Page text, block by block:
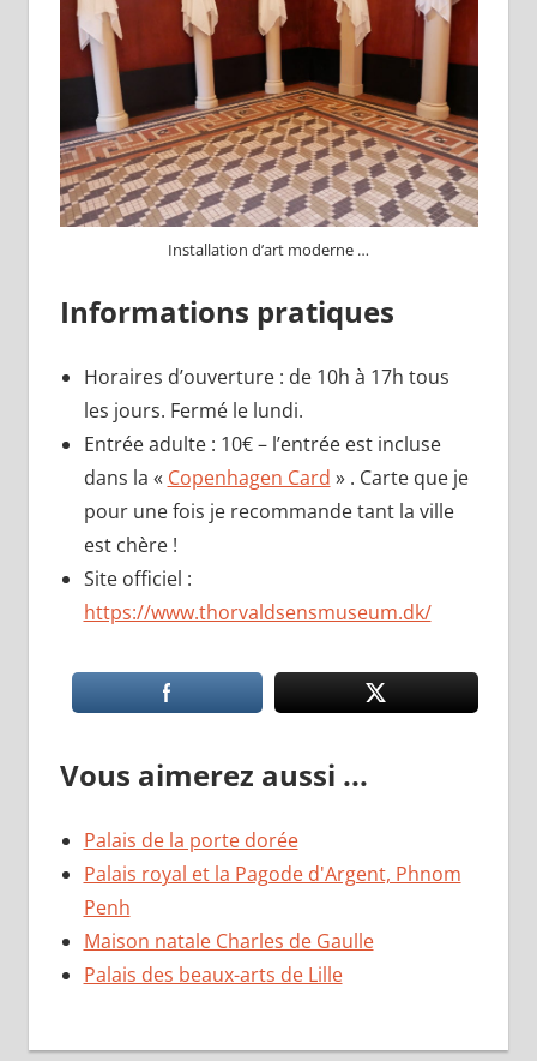
Installation d’art moderne …
Informations pratiques
Horaires d’ouverture : de 10h à 17h tous
les jours. Fermé le lundi.
Entrée adulte : 10€ – l’entrée est incluse
dans la « Copenhagen Card » . Carte que je
pour une fois je recommande tant la ville
est chère !
Site officiel :
https://www.thorvaldsensmuseum.dk/
Vous aimerez aussi ...
Palais de la porte dorée
Palais royal et la Pagode d'Argent, Phnom
Penh
Maison natale Charles de Gaulle
Palais des beaux-arts de Lille